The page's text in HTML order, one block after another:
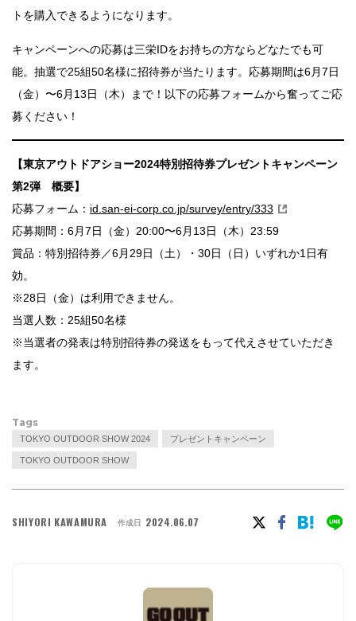
トを購入できるようになります。
キャンペーンへの応募は三栄IDをお持ちの方ならどなたでも可
能。抽選で25組50名様に招待券が当たります。応募期間は6月7日
（金）〜6月13日（木）まで！以下の応募フォームから奮ってご応
募ください！
【東京アウトドアショー2024特別招待券プレゼントキャンペーン
第2弾 概要】
応募フォーム： id.san-ei-corp.co.jp/survey/entry/333
応募期間：6月7日（金）20:00〜6月13日（木）23:59
賞品：特別招待券／6月29日（土）・30日（日）いずれか1日有
効。
※28日（金）は利用できません。
当選⼈数：25組50名様
※当選者の発表は特別招待券の発送をもって代えさせていただき
ます。
Tags
TOKYO OUTDOOR SHOW 2024 プレゼントキャンペーン
TOKYO OUTDOOR SHOW
SHIYORI KAWAMURA 作成日 2024.06.07